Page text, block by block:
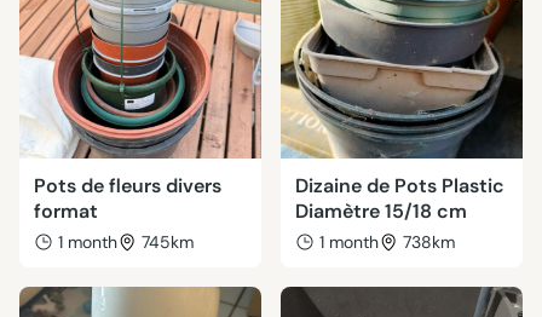
Pots de fleurs divers
format
1 month 745km
Dizaine de Pots Plastic
Diamètre 15/18 cm
1 month 738km